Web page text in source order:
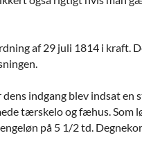
af 29 juli 1814 i kraft.
indgang blev indsat en
tærskelo og fæhus. Som
på 5 1/2 td.